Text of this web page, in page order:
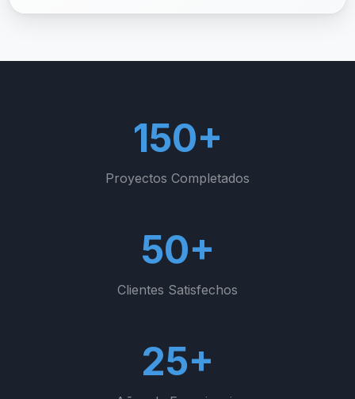
150+
Proyectos Completados
50+
Clientes Satisfechos
25+